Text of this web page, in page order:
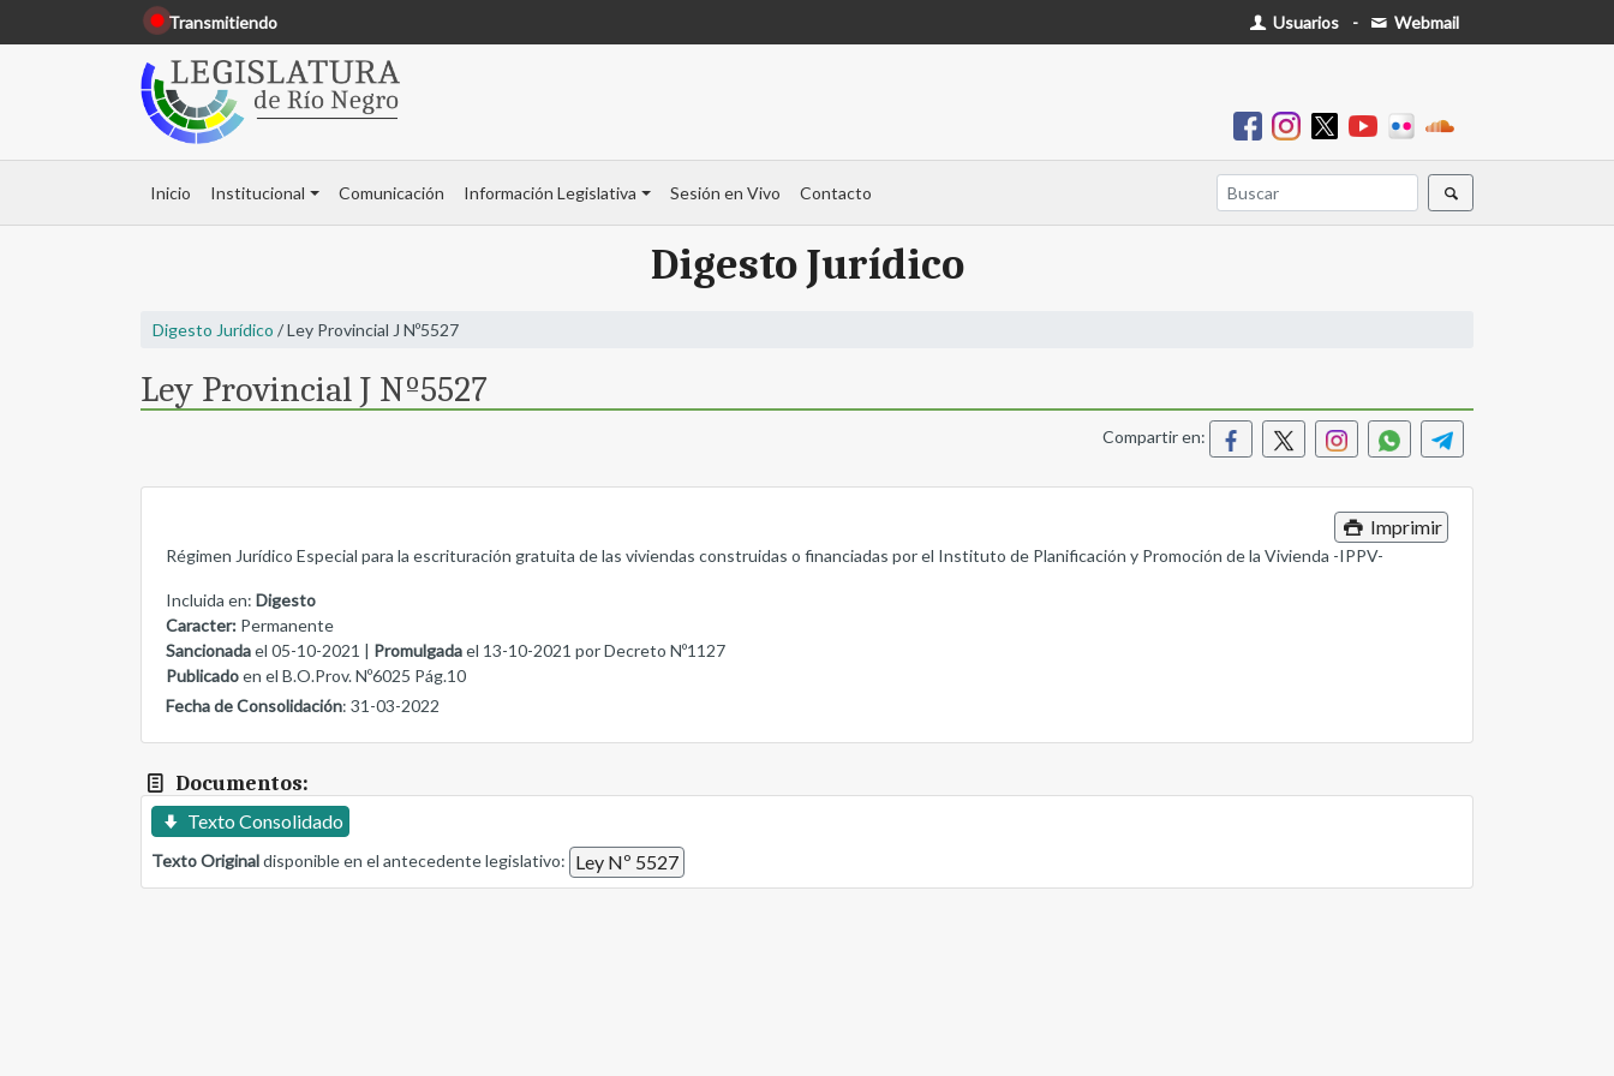
Transmitiendo Usuarios - Webmail
Inicio Institucional Comunicación Información Legislativa Sesión en Vivo Contacto
Digesto Jurídico
Digesto Jurídico / Ley Provincial J Nº5527
Ley Provincial J Nº5527
Compartir en:
Imprimir
Régimen Jurídico Especial para la escrituración gratuita de las viviendas construidas o financiadas por el Instituto de Planificación y Promoción de la Vivienda -IPPV-
Incluida en: Digesto
Caracter: Permanente
Sancionadael 05-10-2021 | Promulgadael 13-10-2021 por Decreto Nº1127
Publicadoen el B.O.Prov. Nº6025 Pág.10
Fecha de Consolidación: 31-03-2022
Documentos:
Texto Consolidado
Texto Originaldisponible en el antecedente legislativo: Ley Nº 5527